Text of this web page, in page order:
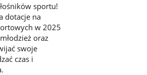
sportu!
dotacje na
w 2025
oraz
swoje
czas i